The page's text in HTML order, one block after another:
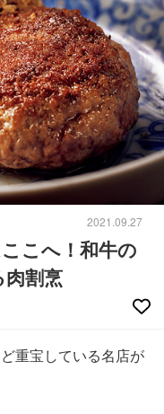
2021.09.27
こへ！和牛の
割烹
重宝している名店が